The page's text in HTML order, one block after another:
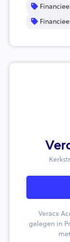
Veracx
gelegen in